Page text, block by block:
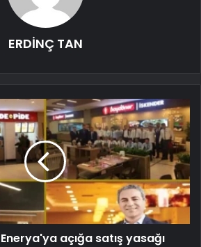
ERDİNÇ TAN
açığa satış yasağı